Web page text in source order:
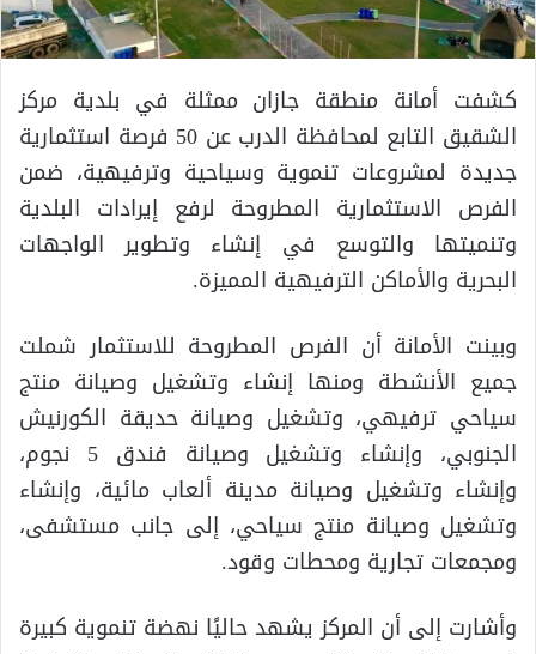
كشفت أمانة منطقة جازان ممثلة في بلدية مركز
الشقيق التابع لمحافظة الدرب عن 50 فرصة استثمارية
جديدة لمشروعات تنموية وسياحية وترفيهية، ضمن
الفرص الاستثمارية المطروحة لرفع إيرادات البلدية
وتنميتها والتوسع في إنشاء وتطوير الواجهات
البحرية والأماكن الترفيهية المميزة.
وبينت الأمانة أن الفرص المطروحة للاستثمار شملت
جميع الأنشطة ومنها إنشاء وتشغيل وصيانة منتج
سياحي ترفيهي، وتشغيل وصيانة حديقة الكورنيش
الجنوبي، وإنشاء وتشغيل وصيانة فندق 5 نجوم،
وإنشاء وتشغيل وصيانة مدينة ألعاب مائية، وإنشاء
وتشغيل وصيانة منتج سياحي، إلى جانب مستشفى،
ومجمعات تجارية ومحطات وقود.
وأشارت إلى أن المركز يشهد حاليًا نهضة تنموية كبيرة